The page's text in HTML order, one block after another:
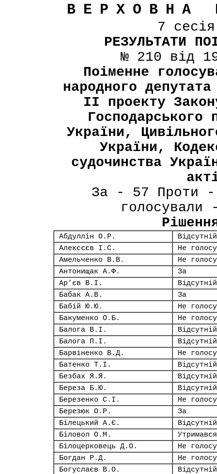
ВЕРХОВНА
7
РЕЗУЛЬТАТИ
№ 210 від
Поіменне
народного
II проекту
Господарського
України,
України,
судочинства
За - 57 Проти -
Абдуллін О.Р.
Відсутній
Алексєєв І.С.
Не
Амельченко В.В.
Не
Антонищак А.Ф.
За
Ар’єв В.І.
Відсутній
Бабак А.В.
За
Бабій Ю.Ю.
Не
Бакуменко О.Б.
Не
Балога В.І.
Відсутній
Балога П.І.
Відсутній
Барвіненко В.Д.
Не
Батенко Т.І.
Відсутній
Безбах Я.Я.
Відсутній
Береза Б.Ю.
Відсутній
Березенко С.І.
Не
Березюк О.Р.
За
Білецький А.Є.
Відсутній
Біловол О.М.
Утримався
Білоцерковець Д.О.
Не
Богдан Р.Д.
Не
Богуслаєв В.О.
Відсутній